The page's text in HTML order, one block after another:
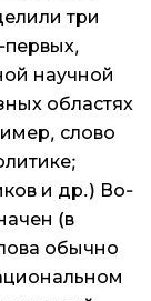
три
первых,
научной
областях
слово
и др.) Во-
(в
обычно